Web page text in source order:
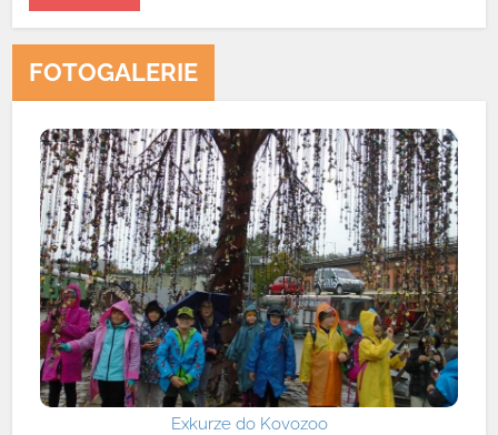
FOTOGALERIE
Exkurze do Kovozoo